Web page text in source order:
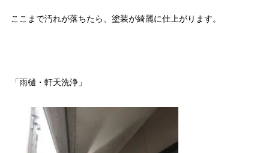
ここまで汚れが落ちたら、塗装が綺麗に仕上がります。
「雨樋・軒天洗浄」